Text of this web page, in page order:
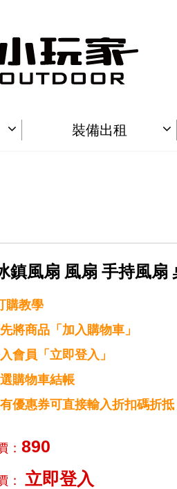
裝備出租
風扇 風扇 手持風扇
購教學
將商品「加入購物車」
會員「立即登入」
購物車結帳
優惠券可直接輸入折扣碼折抵
：890
：立即登入